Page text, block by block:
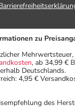
zu
, ab 34,99 €
Deutschlands.
4,95 €
des